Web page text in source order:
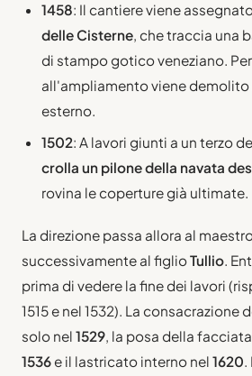
1458: Il cantiere viene
delle Cisterne, che traccia una
di stampo gotico veneziano.
all'ampliamento viene
esterno.
1502: A lavori giunti a un terzo
crolla un pilone della navata
rovina le coperture già ultimate.
La direzione passa allora al
successivamente al figlioTullio.
prima di vedere la fine dei lavori
1515 e nel 1532). La consacrazione
solo nel 1529, la posa della
1536e il lastricato interno nel 1620.